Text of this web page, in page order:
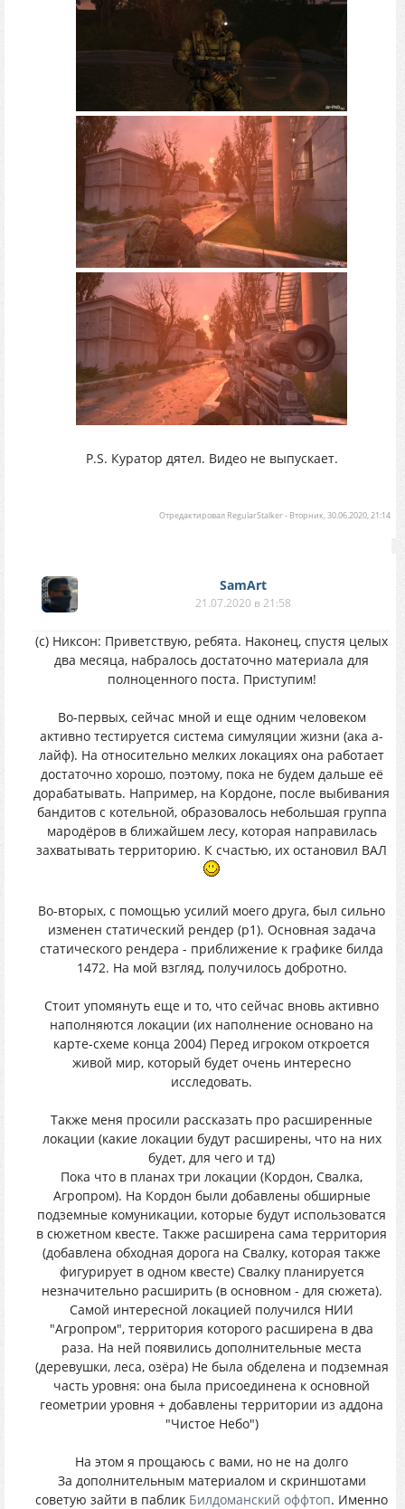
P.S. Куратор дятел. Видео не выпускает.
Отредактировал RegularStalker- Вторник, 30.06.2020, 21:14
SamArt
21.07.2020 в 21:58
(с) Никсон: Приветствую, ребята. Наконец, спустя целых
два месяца, набралось достаточно материала для
полноценного поста. Приступим!
Во-первых, сейчас мной и еще одним человеком
активно тестируется система симуляции жизни (ака а-
лайф). На относительно мелких локациях она работает
достаточно хорошо, поэтому, пока не будем дальше её
дорабатывать. Например, на Кордоне, после выбивания
бандитов с котельной, образовалось небольшая группа
мародёров в ближайшем лесу, которая направилась
захватывать территорию. К счастью, их остановил ВАЛ
Во-вторых, с помощью усилий моего друга, был сильно
изменен статический рендер (р1). Основная задача
статического рендера - приближение к графике билда
1472. На мой взгляд, получилось добротно.
Стоит упомянуть еще и то, что сейчас вновь активно
наполняются локации (их наполнение основано на
карте-схеме конца 2004) Перед игроком откроется
живой мир, который будет очень интересно
исследовать.
Также меня просили рассказать про расширенные
локации (какие локации будут расширены, что на них
будет, для чего и тд)
Пока что в планах три локации (Кордон, Свалка,
Агропром). На Кордон были добавлены обширные
подземные комуникации, которые будут использоватся
в сюжетном квесте. Также расширена сама территория
(добавлена обходная дорога на Свалку, которая также
фигурирует в одном квесте) Свалку планируется
незначительно расширить (в основном - для сюжета).
Самой интересной локацией получился НИИ
"Агропром", территория которого расширена в два
раза. На ней появились дополнительные места
(деревушки, леса, озёра) Не была обделена и подземная
часть уровня: она была присоединена к основной
геометрии уровня + добавлены территории из аддона
"Чистое Небо")
На этом я прощаюсь с вами, но не на долго
За дополнительным материалом и скриншотами
советую зайти в паблик Билдоманский оффтоп. Именно